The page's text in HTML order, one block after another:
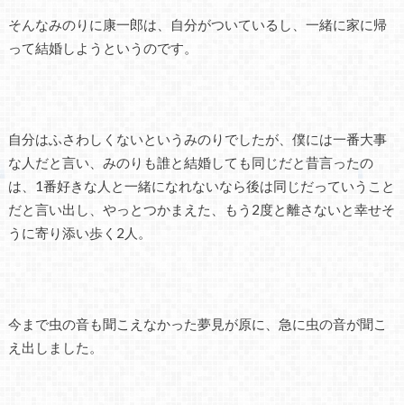
そんなみのりに康一郎は、自分がついているし、一緒に家に帰
って結婚しようというのです。
自分はふさわしくないというみのりでしたが、僕には一番大事
な人だと言い、みのりも誰と結婚しても同じだと昔言ったの
は、1番好きな人と一緒になれないなら後は同じだっていうこと
だと言い出し、やっとつかまえた、もう2度と離さないと幸せそ
うに寄り添い歩く2人。
今まで虫の音も聞こえなかった夢見が原に、急に虫の音が聞こ
え出しました。